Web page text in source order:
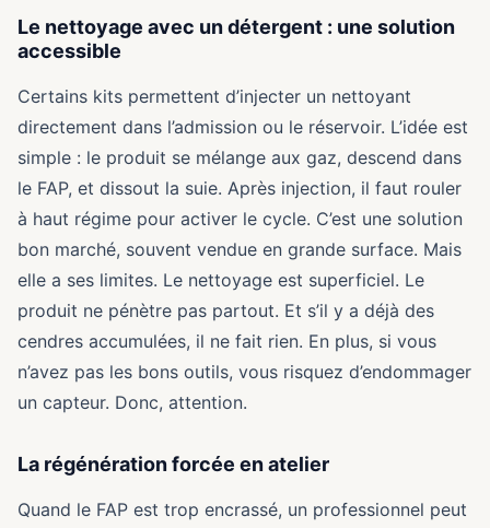
Le nettoyage avec un détergent : une solution
accessible
Certains kits permettent d’injecter un nettoyant
directement dans l’admission ou le réservoir. L’idée est
simple : le produit se mélange aux gaz, descend dans
le FAP, et dissout la suie. Après injection, il faut rouler
à haut régime pour activer le cycle. C’est une solution
bon marché, souvent vendue en grande surface. Mais
elle a ses limites. Le nettoyage est superficiel. Le
produit ne pénètre pas partout. Et s’il y a déjà des
cendres accumulées, il ne fait rien. En plus, si vous
n’avez pas les bons outils, vous risquez d’endommager
un capteur. Donc, attention.
La régénération forcée en atelier
Quand le FAP est trop encrassé, un professionnel peut